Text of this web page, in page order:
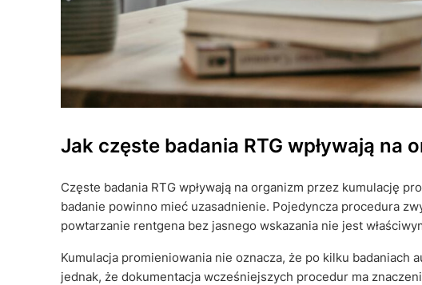
Jak częste badania RTG wpływają na
Częste badania RTG wpływają na organizm przez kumulację
badanie powinno mieć uzasadnienie. Pojedyncza procedura
powtarzanie rentgena bez jasnego wskazania nie jest
Kumulacja promieniowania nie oznacza, że po kilku badaniach
jednak, że dokumentacja wcześniejszych procedur ma